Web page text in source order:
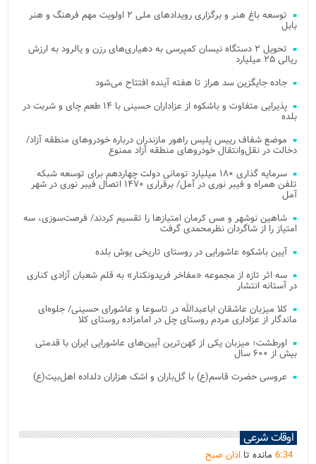
توسعه باغ هنر و برگزاری رویدادهای ملی ۲ اولویت مهم فرهنگ و هنر
بابل
تحویل ۲ دستگاه نیسان کمپرسی به دهیاری‌های رزن و یالرود به ارزش
ریالی ۲۵ میلیارد
جاده جایگزین سد هراز تا هفته آینده افتتاح می‌شود
پذیرایی متفاوت و باشکوه از عزاداران حسینی با ۱۴ طعم چای و شربت در
بلده
موضع شفاف رییس پلیس راهور مازندران درباره خودروهای منطقه آزاد/
دخالت در نقل‌وانتقال خودروهای منطقه آزاد ممنوع
سرمایه گذاری ۱۸۰ میلیارد تومانی دولت چهاردهم برای توسعه شبکه
تلفن همراه و فیبر نوری در آمل/ برقراری ۱۴۷۰ اتصال فیبر نوری در شهر
آمل
شاهین نوشهر و مس کرمان امتیازها را تقسیم کردند/ فرصت‌سوزی، سه
امتیاز را از شاگردان نظرمحمدی گرفت
آیین باشکوه عاشورایی در روستای تاریخی یوش بلده
سه اثر تازه از مجموعه «مفاخر فریدونکنار» به قلم شعبان آزادی کناری
در آستانه انتشار
کلا میزبان عاشقان اباعبدالله در تاسوعا و عاشورای حسینی/ جلوه‌ای
ماندگار از عزاداری مردم روستای چل در امامزاده روستای کلا
اورطشت؛ میزبان یکی از کهن‌ترین آیین‌های عاشورایی ایران با قدمتی
بیش از ۶۰۰ سال
عروسی حضرت قاسم(ع) با گل‌باران و اشک هزاران دلداده اهل‌بیت(ع)
اوقات شرعی
6:34 مانده تا اذان صبح